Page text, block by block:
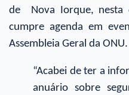
de Nova Iorque, nesta
cumpre agenda em
Assembleia Geral da ONU.
“Acabei de ter a
anuário sobre